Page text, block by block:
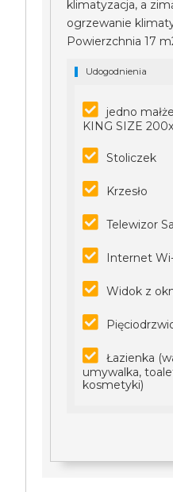
klimatyzacja, a
ogrzewanie
Powierzchnia 17
Udogodnienia
jedno
KING SIZE
Stoliczek
Krzesło
Telewizor
Internet
Widok z
Łazienka
umywalka,
kosmetyki)